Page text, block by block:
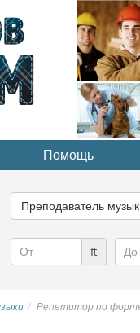
Помощь
категорию...
Преподаватель
₶
Репетитор по